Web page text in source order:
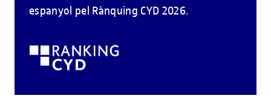
espanyol pel Rànquing CYD 2026.